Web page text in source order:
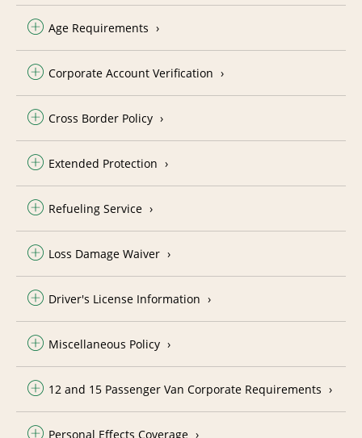
Age Requirements
Corporate Account Verification
Cross Border Policy
Extended Protection
Refueling Service
Loss Damage Waiver
Driver's License Information
Miscellaneous Policy
12 and 15 Passenger Van Corporate Requirements
Personal Effects Coverage